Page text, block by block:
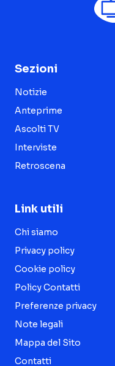
Sezioni
Notizie
Anteprime
Ascolti TV
Interviste
Retroscena
Link utili
Chi siamo
Privacy policy
Cookie policy
Policy Contatti
Preferenze privacy
Note legali
Mappa del Sito
Contatti